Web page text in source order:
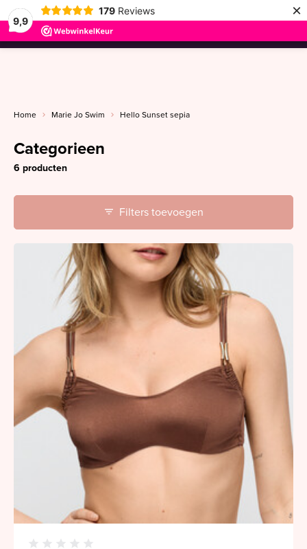
9,9
179 Reviews ×
menu
Home Marie Jo Swim Hello Sunset sepia
Categorieen
6 producten
Filters toevoegen